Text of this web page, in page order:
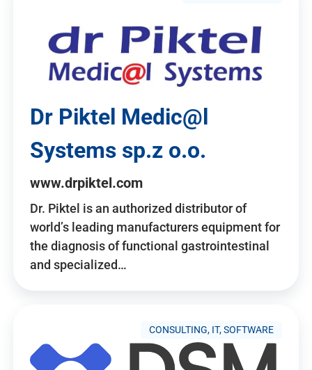
Dr Piktel Medic@l
Systems sp.z o.o.
www.drpiktel.com
Dr. Piktel is an authorized distributor of
world’s leading manufacturers equipment for
the diagnosis of functional gastrointestinal
and specialized…
CONSULTING, IT, SOFTWARE